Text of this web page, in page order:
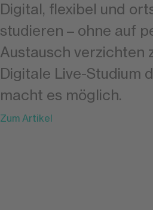
Digital, flexibel und
studieren – ohne auf
Austausch verzichten
Digitale Live-Studium
macht es möglich.
Zum Artikel